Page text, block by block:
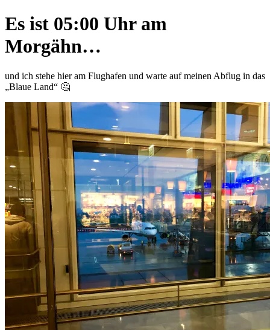
Es ist 05:00 Uhr am
Morgähn…
und ich stehe hier am Flughafen und warte auf meinen Abflug in das
„Blaue Land“ 🤔